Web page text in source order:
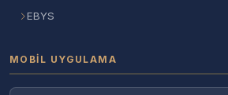
EBYS
MOBIL UYGULAMA